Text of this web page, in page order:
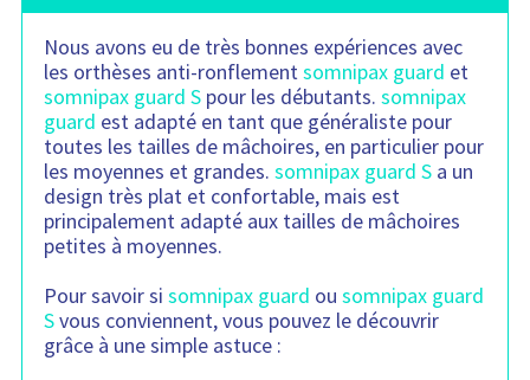
L
p
a
n
i
e
r
c
o
n
t
e
n
Nous avons eu de très bonnes expériences avec
les orthèses anti-ronflementsomnipax guard et
somnipax guard S pour les débutants. somnipax
guard est adapté en tant que généraliste pour
toutes les tailles de mâchoires, en particulier pour
les moyennes et grandes. somnipax guard S a un
design très plat et confortable, mais est
principalement adapté aux tailles de mâchoires
petites à moyennes.
Pour savoir si somnipax guard ou somnipax guard
Svous conviennent, vous pouvez le découvrir
grâce à une simple astuce :